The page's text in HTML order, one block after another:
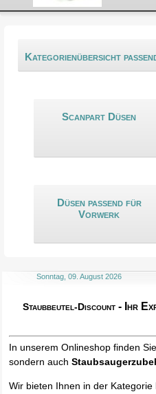
Kategorienübersicht
Scanpart Düsen
Düsen passend für
Vorwerk
Sonntag, 09. August 2026
Staubbeutel-Discount - Ihr
In unserem Onlineshop finden
sondern auch
Wir bieten Ihnen in der Kategorie